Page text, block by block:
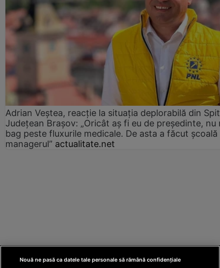
Adrian Veștea, reacție la situația deplorabilă din
Județean Brașov: „Oricât aș fi eu de președinte, nu
bag peste fluxurile medicale. De asta a făcut școală
managerul” actualitate.net
Nouă ne pasă ca datele tale personale să rămână confidențiale